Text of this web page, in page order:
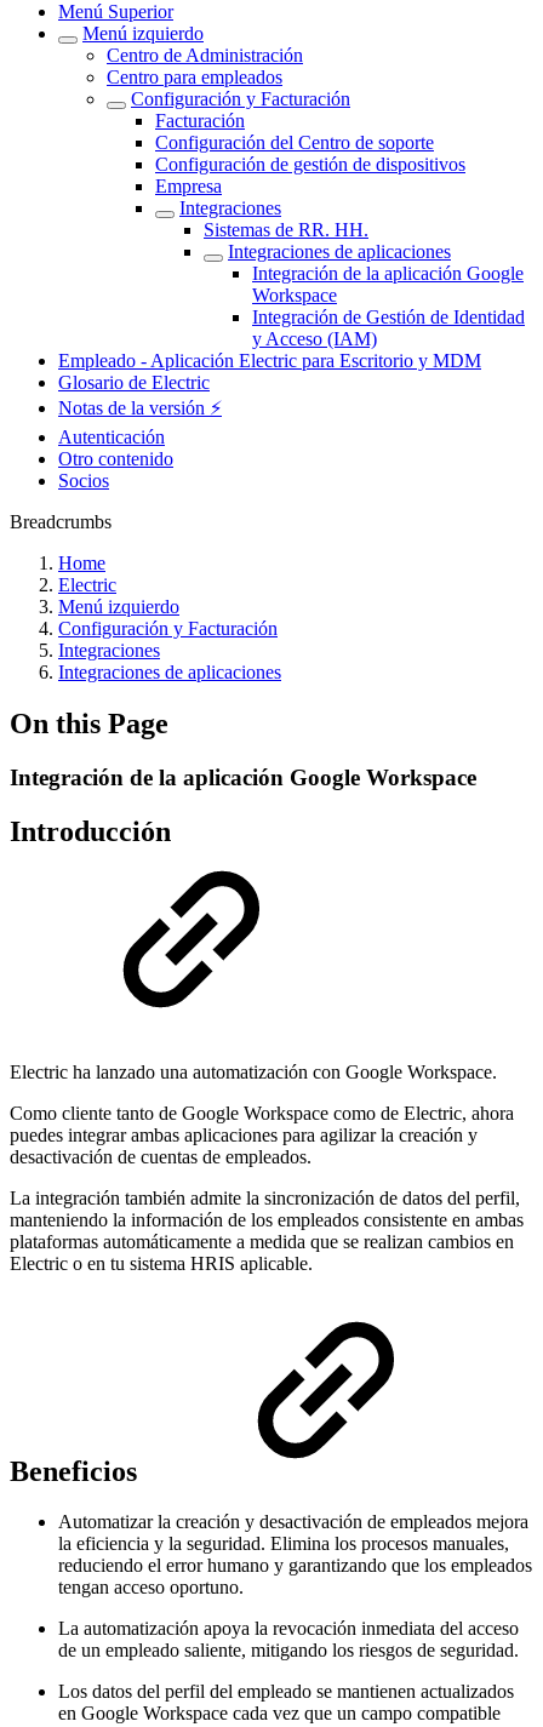
Menú Superior
Menú izquierdo
Centro de Administración
Centro para empleados
Configuración y Facturación
Facturación
Configuración del Centro de soporte
Configuración de gestión de dispositivos
Empresa
Integraciones
Sistemas de RR. HH.
Integraciones de aplicaciones
Integración de la aplicación Google
Workspace
Integración de Gestión de Identidad
y Acceso (IAM)
Empleado - Aplicación Electric para Escritorio y MDM
Glosario de Electric
Notas de la versión ⚡️
Autenticación
Otro contenido
Socios
Breadcrumbs
Home
Electric
Menú izquierdo
Configuración y Facturación
Integraciones
Integraciones de aplicaciones
On this Page
Integración de la aplicación Google Workspace
Introducción
Electric ha lanzado una automatización con Google Workspace.
Como cliente tanto de Google Workspace como de Electric, ahora
puedes integrar ambas aplicaciones para agilizar la creación y
desactivación de cuentas de empleados.
La integración también admite la sincronización de datos del perfil,
manteniendo la información de los empleados consistente en ambas
plataformas automáticamente a medida que se realizan cambios en
Electric o en tu sistema HRIS aplicable.
Beneficios
Automatizar la creación y desactivación de empleados mejora
la eficiencia y la seguridad. Elimina los procesos manuales,
reduciendo el error humano y garantizando que los empleados
tengan acceso oportuno.
La automatización apoya la revocación inmediata del acceso
de un empleado saliente, mitigando los riesgos de seguridad.
Los datos del perfil del empleado se mantienen actualizados
en Google Workspace cada vez que un campo compatible